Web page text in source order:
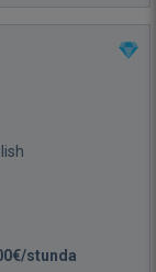
stunda